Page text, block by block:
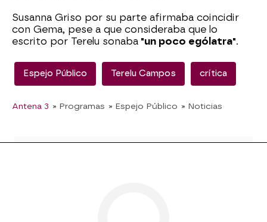
Susanna Griso por su parte afirmaba coincidir
con Gema, pese a que consideraba que lo
escrito por Terelu sonaba "un poco ególatra".
Espejo Público Terelu Campos crítica
Antena 3 » Programas » Espejo Público » Noticias